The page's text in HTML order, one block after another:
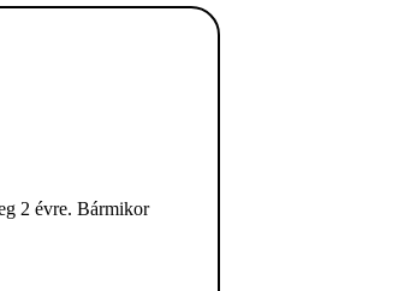
2 évre. Bármikor